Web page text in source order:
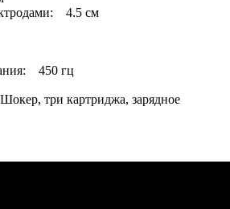
4.5 см
450 гц
три картриджа, зарядное